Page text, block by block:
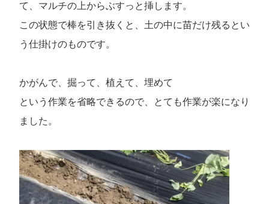
て、マルチの上からぶすっと挿します。
この状態で棒を引き抜くと、土の中に苗だけ残るとい
う仕掛けのものです。
かがんで、掘って、植えて、埋めて
という作業を省略できるので、とても作業が楽になり
ました。